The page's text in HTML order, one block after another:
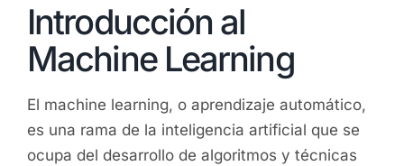
Introducción al
Machine Learning
El machine learning, o aprendizaje automático,
es una rama de la inteligencia artificial que se
ocupa del desarrollo de algoritmos y técnicas